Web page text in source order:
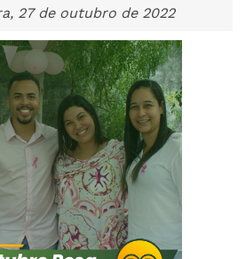
27 de outubro de 2022